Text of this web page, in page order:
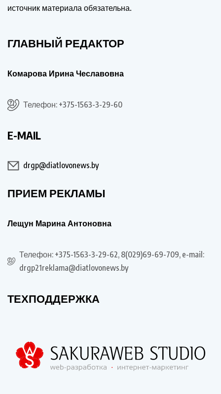
источник материала обязательна.
ГЛАВНЫЙ РЕДАКТОР
Комарова Ирина Чеславовна
Телефон: +375-1563-3-29-60
E-MAIL
drgp@diatlovonews.by
ПРИЕМ РЕКЛАМЫ
Лещун Марина Антоновна
Телефон: +375-1563-3-29-62, 8(029)69-69-709, e-mail:
drgp21reklama@diatlovonews.by
ТЕХПОДДЕРЖКА